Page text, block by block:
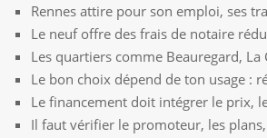
Rennes attire pour son emploi, ses
Le neuf offre des frais de notaire
Les quartiers comme Beauregard,
Le bon choix dépend de ton usage :
Le financement doit intégrer le prix,
Il faut vérifier le promoteur, les